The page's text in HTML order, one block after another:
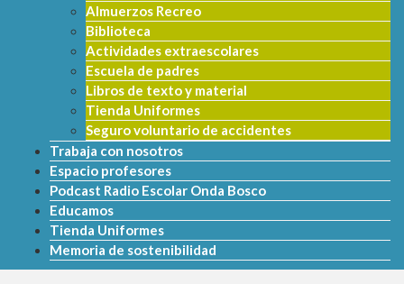
Almuerzos Recreo
Biblioteca
Actividades extraescolares
Escuela de padres
Libros de texto y material
Tienda Uniformes
Seguro voluntario de accidentes
Trabaja con nosotros
Espacio profesores
Podcast Radio Escolar Onda Bosco
Educamos
Tienda Uniformes
Memoria de sostenibilidad